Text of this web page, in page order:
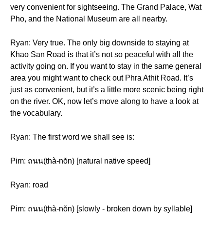
very convenient for sightseeing. The Grand Palace, Wat
Pho, and the National Museum are all nearby.
Ryan: Very true. The only big downside to staying at
Khao San Road is that it’s not so peaceful with all the
activity going on. If you want to stay in the same general
area you might want to check out Phra Athit Road. It’s
just as convenient, but it’s a little more scenic being right
on the river. OK, now let’s move along to have a look at
the vocabulary.
Ryan: The first word we shall see is:
Pim: ถนน(thà-nŏn) [natural native speed]
Ryan: road
Pim: ถนน(thà-nŏn) [slowly - broken down by syllable]